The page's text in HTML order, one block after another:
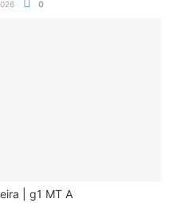
0
| g1 MT A